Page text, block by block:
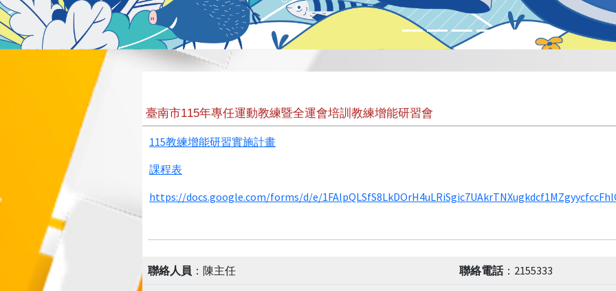
臺南市115年專任運動教練暨全運會培訓教練增能研習會
115教練增能研習實施計畫
課程表
https://docs.google.com/forms/d/e/
聯絡人員 ：陳主任 聯絡電話：2155333